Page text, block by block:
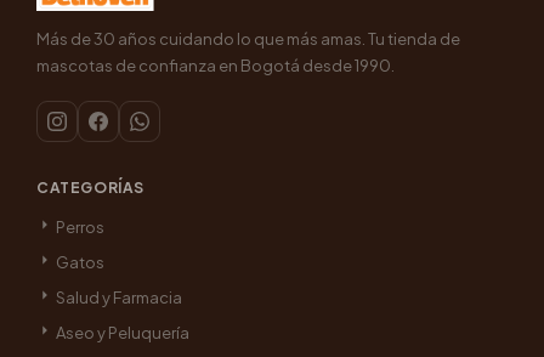
Más de 30 años cuidando lo que más amas. Tu tienda de
mascotas de confianza en Bogotá desde 1990.
CATEGORÍAS
Perros
Gatos
Salud y Farmacia
Aseo y Peluquería